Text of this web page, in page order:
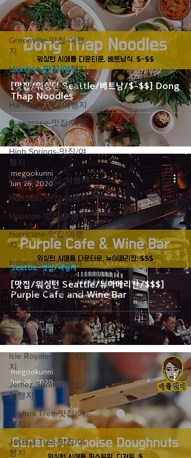
Great Smoky
Mountain-맛집/여행지
Greenville-맛집/여행
지
Harrison-맛집/여행지
Harrison-맛집/여행지
Harrison-맛집/여행지
Hiawassee-맛집/여행
지
High Springs-맛집/여
행지
Hoboken-맛집/여행지
Honolulu-맛집/여행지
Houston-맛집/여행지
Hurricane-맛집/여행
지
Indianapolis-맛집/여
행지
Inverness-맛집/여행
지
Iowa City-맛집/여행지
Irvine-맛집/여행지
Isle Royale-맛집/여행
지
Jemez Springs-맛집/
여행지
Joshua Tree-맛집/여
행지
Joshua Tree-맛집/여
행지
[맛집/워싱턴 Seattle/베트남/$-$$] Dong
Thap Noodles
Seattle-맛집/여행지
[맛집/워싱턴 Seattle/뉴아메리칸/$$$]
Purple Cafe and Wine Bar
Seattle-맛집/여행지
megookunni
Jun 26, 2020
megookunni
Jun 26, 2020